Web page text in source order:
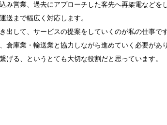
み営業、過去にアプローチした客先へ再架電などを
送まで幅広く対応します。
出して、サービスの提案をしていくのが私の仕事です
倉庫業・輸送業と協力しながら進めていく必要があ
げる、というとても大切な役割だと思っています。